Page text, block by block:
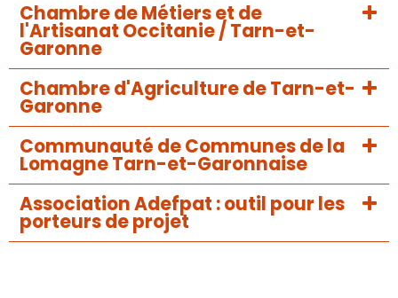
Chambre de Métiers et de
l'Artisanat Occitanie / Tarn-et-
Garonne
Chambre d'Agriculture de Tarn-et-
Garonne
Communauté de Communes de la
Lomagne Tarn-et-Garonnaise
Association Adefpat : outil pour les
porteurs de projet